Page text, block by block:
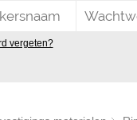
vergeten?